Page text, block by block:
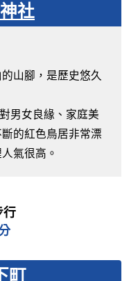
社
山腳，是歷史悠久
男女良緣、家庭美
的紅色鳥居非常漂
氣很高。
行
町